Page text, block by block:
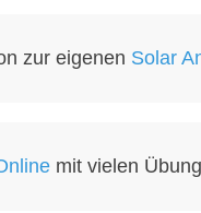
zur eigenen Solar
mit vielen